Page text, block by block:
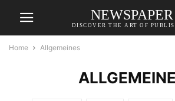
NEWSPAPER
DISCOVER THE ART OF
Home Allgemeines